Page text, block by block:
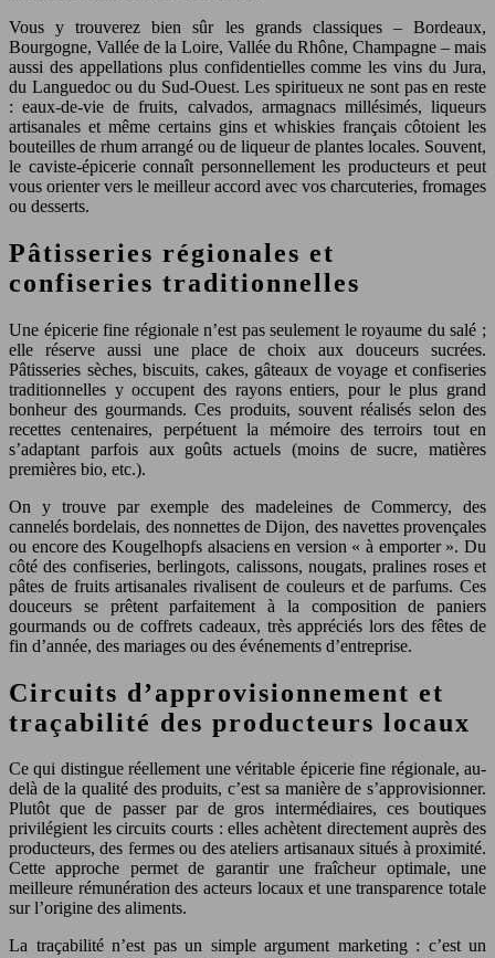
Vous y trouverez bien sûr les grands classiques – Bordeaux,
Bourgogne, Vallée de la Loire, Vallée du Rhône, Champagne – mais
aussi des appellations plus confidentielles comme les vins du Jura,
du Languedoc ou du Sud-Ouest. Les spiritueux ne sont pas en reste
: eaux-de-vie de fruits, calvados, armagnacs millésimés, liqueurs
artisanales et même certains gins et whiskies français côtoient les
bouteilles de rhum arrangé ou de liqueur de plantes locales. Souvent,
le caviste-épicerie connaît personnellement les producteurs et peut
vous orienter vers le meilleur accord avec vos charcuteries, fromages
ou desserts.
Pâtisseries régionales et
confiseries traditionnelles
Une épicerie fine régionale n’est pas seulement le royaume du salé ;
elle réserve aussi une place de choix aux douceurs sucrées.
Pâtisseries sèches, biscuits, cakes, gâteaux de voyage et confiseries
traditionnelles y occupent des rayons entiers, pour le plus grand
bonheur des gourmands. Ces produits, souvent réalisés selon des
recettes centenaires, perpétuent la mémoire des terroirs tout en
s’adaptant parfois aux goûts actuels (moins de sucre, matières
premières bio, etc.).
On y trouve par exemple des madeleines de Commercy, des
cannelés bordelais, des nonnettes de Dijon, des navettes provençales
ou encore des Kougelhopfs alsaciens en version « à emporter ». Du
côté des confiseries, berlingots, calissons, nougats, pralines roses et
pâtes de fruits artisanales rivalisent de couleurs et de parfums. Ces
douceurs se prêtent parfaitement à la composition de paniers
gourmands ou de coffrets cadeaux, très appréciés lors des fêtes de
fin d’année, des mariages ou des événements d’entreprise.
Circuits d’approvisionnement et
traçabilité des producteurs locaux
Ce qui distingue réellement une véritable épicerie fine régionale, au-
delà de la qualité des produits, c’est sa manière de s’approvisionner.
Plutôt que de passer par de gros intermédiaires, ces boutiques
privilégient les circuits courts : elles achètent directement auprès des
producteurs, des fermes ou des ateliers artisanaux situés à proximité.
Cette approche permet de garantir une fraîcheur optimale, une
meilleure rémunération des acteurs locaux et une transparence totale
sur l’origine des aliments.
La traçabilité n’est pas un simple argument marketing : c’est un